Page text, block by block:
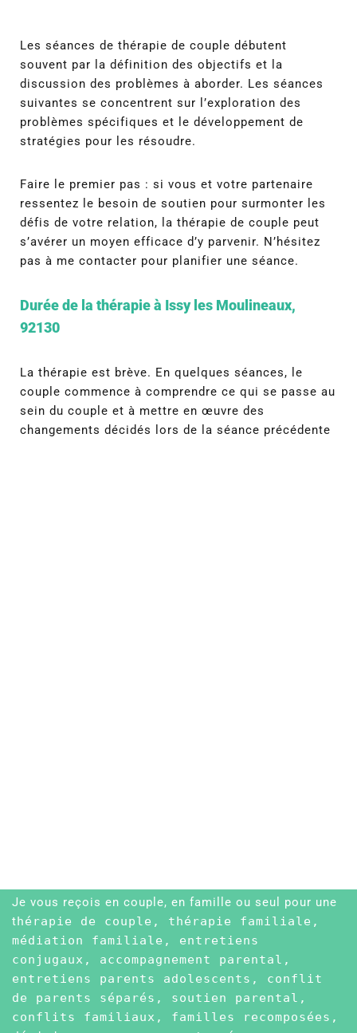
Les séances de thérapie de couple débutent
souvent par la définition des objectifs et la
discussion des problèmes à aborder. Les séances
suivantes se concentrent sur l’exploration des
problèmes spécifiques et le développement de
stratégies pour les résoudre.
Faire le premier pas : si vous et votre partenaire
ressentez le besoin de soutien pour surmonter les
défis de votre relation, la thérapie de couple peut
s’avérer un moyen efficace d’y parvenir. N’hésitez
pas à me contacter pour planifier une séance.
Durée de la thérapie à Issy les Moulineaux,
92130
La thérapie est brève. En quelques séances, le
couple commence à comprendre ce qui se passe au
sein du couple et à mettre en œuvre des
changements décidés lors de la séance précédente
Je vous reçois en couple, en famille ou seul pour une
thérapie de couple, thérapie familiale,
médiation familiale, entretiens
conjugaux, accompagnement parental,
entretiens parents adolescents, conflit
de parents séparés, soutien parental,
conflits familiaux, familles recomposées,